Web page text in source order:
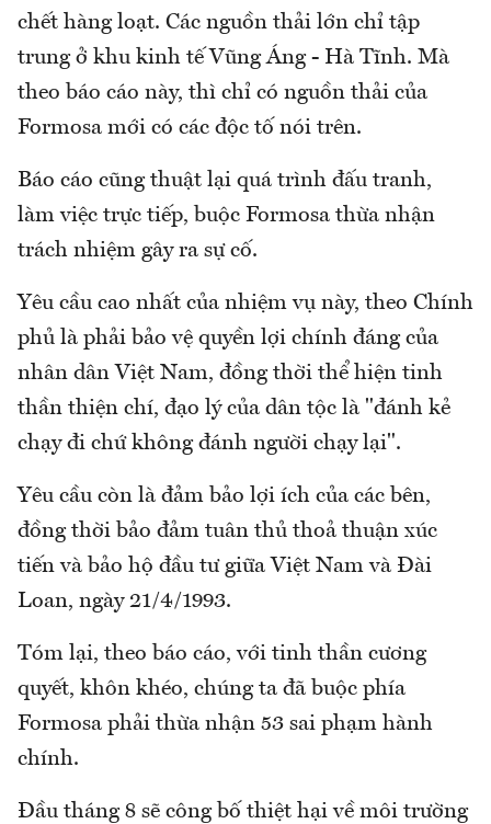
chết hàng loạt. Các nguồn thải lớn chỉ tập
trung ở khu kinh tế Vũng Áng - Hà Tĩnh. Mà
theo báo cáo này, thì chỉ có nguồn thải của
Formosa mới có các độc tố nói trên.
Báo cáo cũng thuật lại quá trình đấu tranh,
làm việc trực tiếp, buộc Formosa thừa nhận
trách nhiệm gây ra sự cố.
Yêu cầu cao nhất của nhiệm vụ này, theo Chính
phủ là phải bảo vệ quyền lợi chính đáng của
nhân dân Việt Nam, đồng thời thể hiện tinh
thần thiện chí, đạo lý của dân tộc là "đánh kẻ
chạy đi chứ không đánh người chạy lại".
Yêu cầu còn là đảm bảo lợi ích của các bên,
đồng thời bảo đảm tuân thủ thoả thuận xúc
tiến và bảo hộ đầu tư giữa Việt Nam và Đài
Loan, ngày 21/4/1993.
Tóm lại, theo báo cáo, với tinh thần cương
quyết, khôn khéo, chúng ta đã buộc phía
Formosa phải thừa nhận 53 sai phạm hành
chính.
Đầu tháng 8 sẽ công bố thiệt hại về môi trường